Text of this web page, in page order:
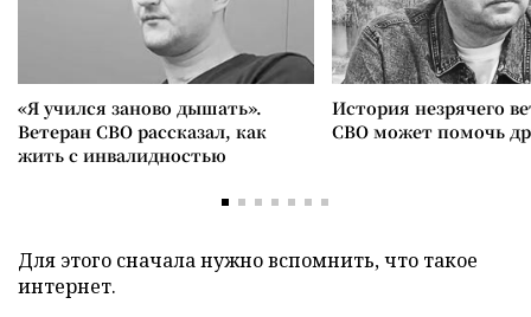
«Я учился заново дышать».
Ветеран СВО рассказал, как
жить с инвалидностью
История незрячего
СВО может помочь
Для этого сначала нужно вспомнить, что такое
интернет.